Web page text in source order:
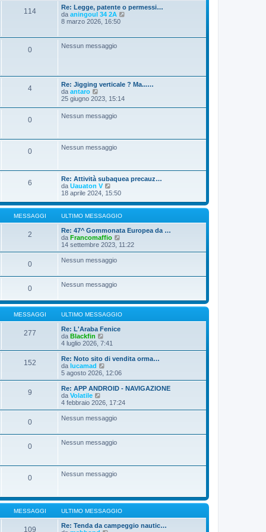
g
g
i
114
Re: Legge, patente o permessi…
da aningoul 34 2A
o
m
s
o
8 marzo 2026, 16:50
0 Nessun messaggio
4
Re: Jigging verticale ? Ma...…
da antaro
e
u
i
m
e
s
s
a
g
g
o
25 giugno 2023, 15:14
0 Nessun messaggio
0 Nessun messaggio
6
Re: Attività subaquea precauz…
da Uauaton V
e
i
u
t
i
m
o
m
e
s
a
g
i
o
18 aprile 2024, 15:50
MESSAGGI ULTIMO MESSAGGIO
2
Re: 47^ Gommonata Europea da …
da Francomaffio
e
d
t
o
m
e
s
g
i
14 settembre 2023, 11:22
0 Nessun messaggio
0 Nessun messaggio
MESSAGGI ULTIMO MESSAGGIO
277
Re: L'Araba Fenice
da Blackfin
e
d
i
u
i
m
o
m
s
a
g
4 luglio 2026, 7:41
152
Re: Noto sito di vendita orma…
da lucamad
e
d
i
l
t
m
m
e
a
g
g
5 agosto 2026, 12:06
9
Re: APP ANDROID - NAVIGAZIONE
da Volatile
e
d
i
t
i
m
e
g
g
o
4 febbraio 2026, 17:24
0 Nessun messaggio
0 Nessun messaggio
0 Nessun messaggio
MESSAGGI ULTIMO MESSAGGIO
109
Re: Tenda da campeggio nautic…